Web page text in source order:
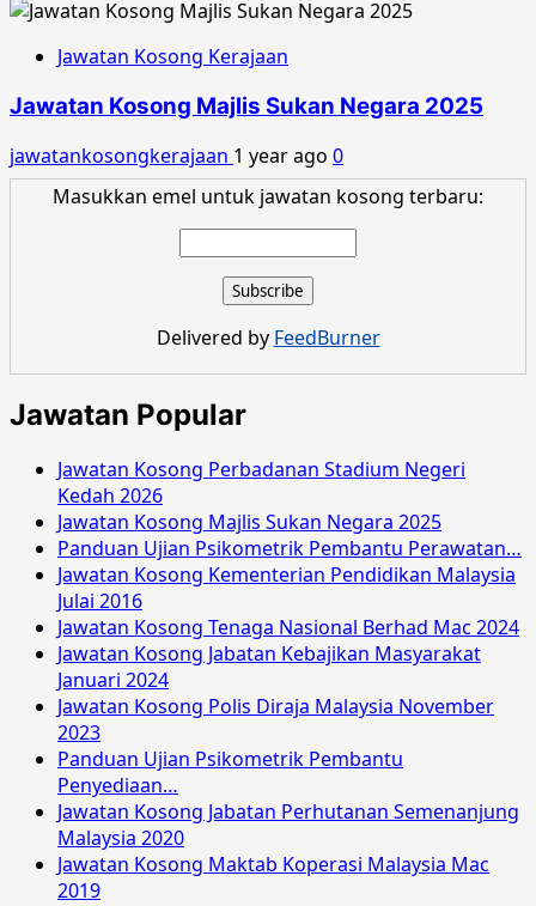
Jawatan Kosong Kerajaan
Jawatan Kosong Majlis Sukan Negara 2025
jawatankosongkerajaan 1 year ago 0
Masukkan emel untuk jawatan kosong terbaru:
Delivered by FeedBurner
Jawatan Popular
Jawatan Kosong Perbadanan Stadium Negeri
Kedah 2026
Jawatan Kosong Majlis Sukan Negara 2025
Panduan Ujian Psikometrik Pembantu Perawatan…
Jawatan Kosong Kementerian Pendidikan Malaysia
Julai 2016
Jawatan Kosong Tenaga Nasional Berhad Mac 2024
Jawatan Kosong Jabatan Kebajikan Masyarakat
Januari 2024
Jawatan Kosong Polis Diraja Malaysia November
2023
Panduan Ujian Psikometrik Pembantu
Penyediaan…
Jawatan Kosong Jabatan Perhutanan Semenanjung
Malaysia 2020
Jawatan Kosong Maktab Koperasi Malaysia Mac
2019